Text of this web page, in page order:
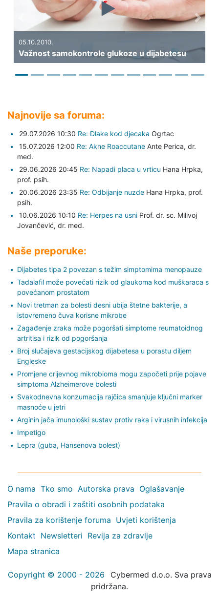
05.10.2010.
Važnost samokontrole glukoze u dijabetesu
Previous Next
Najnovije sa foruma:
29.07.2026 10:30 Re: Dlake kod djecaka Ogrtac
15.07.2026 12:00 Re: Akne Roaccutane Ante Perica, dr.
med.
29.06.2026 20:45 Re: Napadi placa u vrticu Hana Hrpka,
prof. psih.
20.06.2026 23:35 Re: Odbijanje nuzde Hana Hrpka, prof.
psih.
10.06.2026 10:10 Re: Herpes na usni Prof. dr. sc. Milivoj
Jovančević, dr. med.
Naše preporuke:
Dijabetes tipa 2 povezan s težim simptomima menopauze
Tadalafil može povećati rizik od glaukoma kod muškaraca s
povećanom prostatom
Novi tretman za bolesti desni ubija štetne bakterije, a
istovremeno čuva korisne mikrobe
Zagađenje zraka može pogoršati simptome reumatoidnog
artritisa i rizik od pogoršanja
Broj slučajeva gestacijskog dijabetesa u porastu diljem
Engleske
Promjene crijevnog mikrobioma mogu započeti prije pojave
simptoma Alzheimerove bolesti
Svakodnevna konzumacija rajčica smanjuje ključni marker
masnoće u jetri
Arginin jača imunološki sustav protiv raka i virusnih infekcija
Impetigo
Lepra (guba, Hansenova bolest)
O nama Tko smo Autorska prava Oglašavanje
Pravila o obradi i zaštiti osobnih podataka
Pravila za korištenje foruma Uvjeti korištenja
Kontakt Newsletteri Revija za zdravlje
Mapa stranica
Copyright © 2000 - 2026
Cybermed d.o.o. Sva prava
pridržana.